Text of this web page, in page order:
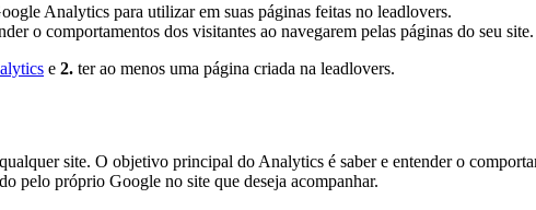
Analytics para utilizar em suas páginas feitas no leadlovers.
o comportamentos dos visitantes ao navegarem pelas páginas do seu site.
e 2. ter ao menos uma página criada na leadlovers.
site. O objetivo principal do Analytics é saber e entender o
pelo próprio Google no site que deseja acompanhar.